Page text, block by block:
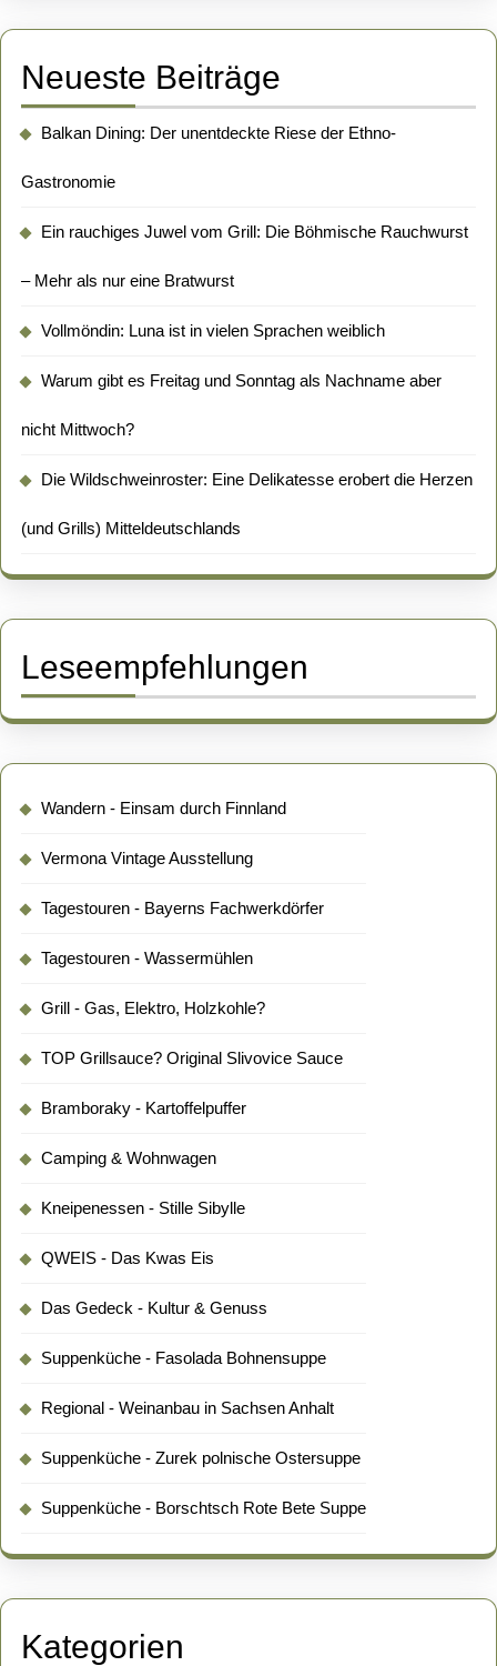
Neueste Beiträge
Balkan Dining: Der unentdeckte Riese der Ethno-
Gastronomie
Ein rauchiges Juwel vom Grill: Die Böhmische Rauchwurst
– Mehr als nur eine Bratwurst
Vollmöndin: Luna ist in vielen Sprachen weiblich
Warum gibt es Freitag und Sonntag als Nachname aber
nicht Mittwoch?
Die Wildschweinroster: Eine Delikatesse erobert die Herzen
(und Grills) Mitteldeutschlands
Leseempfehlungen
Wandern - Einsam durch Finnland
Vermona Vintage Ausstellung
Tagestouren - Bayerns Fachwerkdörfer
Tagestouren - Wassermühlen
Grill - Gas, Elektro, Holzkohle?
TOP Grillsauce? Original Slivovice Sauce
Bramboraky - Kartoffelpuffer
Camping & Wohnwagen
Kneipenessen - Stille Sibylle
QWEIS - Das Kwas Eis
Das Gedeck - Kultur & Genuss
Suppenküche - Fasolada Bohnensuppe
Regional - Weinanbau in Sachsen Anhalt
Suppenküche - Zurek polnische Ostersuppe
Suppenküche - Borschtsch Rote Bete Suppe
Kategorien